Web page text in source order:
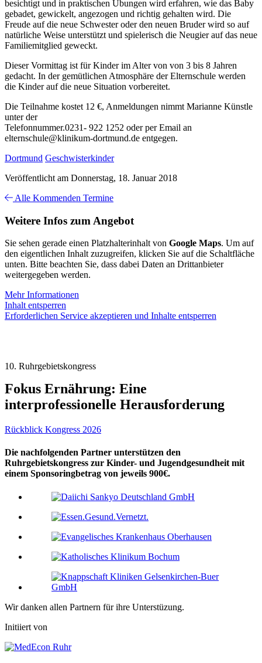
besichtigt und in praktischen Übungen wird erfahren, wie das Baby
gebadet, gewickelt, angezogen und richtig gehalten wird. Die
Freude auf die neue Schwester oder den neuen Bruder wird so auf
natürliche Weise unterstützt und spielerisch die Neugier auf das neue
Familiemitglied geweckt.
Dieser Vormittag ist für Kinder im Alter von von 3 bis 8 Jahren
gedacht. In der gemütlichen Atmosphäre der Elternschule werden
die Kinder auf die neue Situation vorbereitet.
Die Teilnahme kostet 12 €, Anmeldungen nimmt Marianne Künstle
unter der
Telefonnummer.0231- 922 1252 oder per Email an
elternschule@klinikum-dortmund.de entgegen.
Dortmund Geschwisterkinder
Veröffentlicht am Donnerstag, 18. Januar 2018
Alle Kommenden Termine
Weitere Infos zum Angebot
Sie sehen gerade einen Platzhalterinhalt von Google Maps. Um auf
den eigentlichen Inhalt zuzugreifen, klicken Sie auf die Schaltfläche
unten. Bitte beachten Sie, dass dabei Daten an Drittanbieter
weitergegeben werden.
Mehr Informationen
Inhalt entsperren
Erforderlichen Service akzeptieren und Inhalte entsperren
10. Ruhrgebietskongress
Fokus Ernährung: Eine
interprofessionelle Herausforderung
Rückblick Kongress 2026
Die nachfolgenden Partner unterstützen den
Ruhrgebietskongress zur Kinder- und Jugendgesundheit mit
einem Sponsoringbetrag von jeweils 900€.
Wir danken allen Partnern für ihre Unterstüzung.
Initiiert von